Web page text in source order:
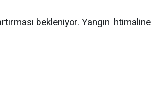
bekleniyor. Yangın ihtimaline